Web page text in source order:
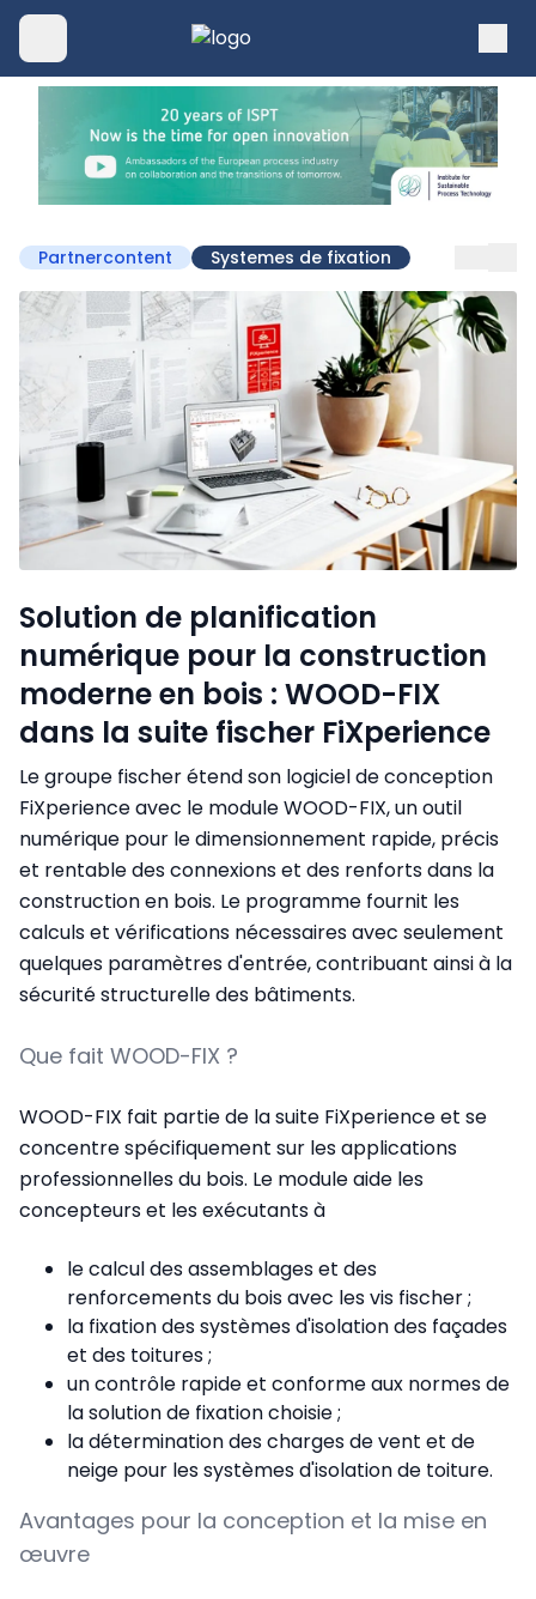
Partnercontent Systemes de fixation
Solution de planification
numérique pour la construction
moderne en bois : WOOD-FIX
dans la suite fischer FiXperience
Le groupe fischer étend son logiciel de conception
FiXperience avec le module WOOD-FIX, un outil
numérique pour le dimensionnement rapide, précis
et rentable des connexions et des renforts dans la
construction en bois. Le programme fournit les
calculs et vérifications nécessaires avec seulement
quelques paramètres d'entrée, contribuant ainsi à la
sécurité structurelle des bâtiments.
Que fait WOOD-FIX ?
WOOD-FIX fait partie de la suite FiXperience et se
concentre spécifiquement sur les applications
professionnelles du bois. Le module aide les
concepteurs et les exécutants à
le calcul des assemblages et des
renforcements du bois avec les vis fischer ;
la fixation des systèmes d'isolation des façades
et des toitures ;
un contrôle rapide et conforme aux normes de
la solution de fixation choisie ;
la détermination des charges de vent et de
neige pour les systèmes d'isolation de toiture.
Avantages pour la conception et la mise en
œuvre